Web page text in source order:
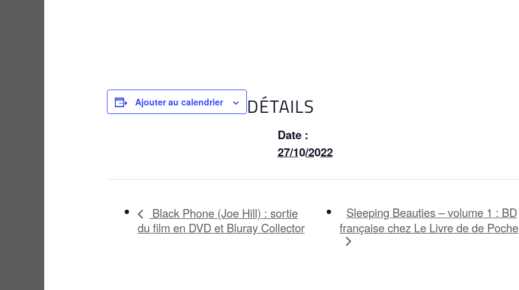
Ajouter au calendrier DÉTAILS
Date :
27/10/2022
Black Phone (Joe Hill) : sortie
du film en DVD et Bluray Collector
Sleeping Beauties – volume 1 : BD
française chez Le Livre de de Poche